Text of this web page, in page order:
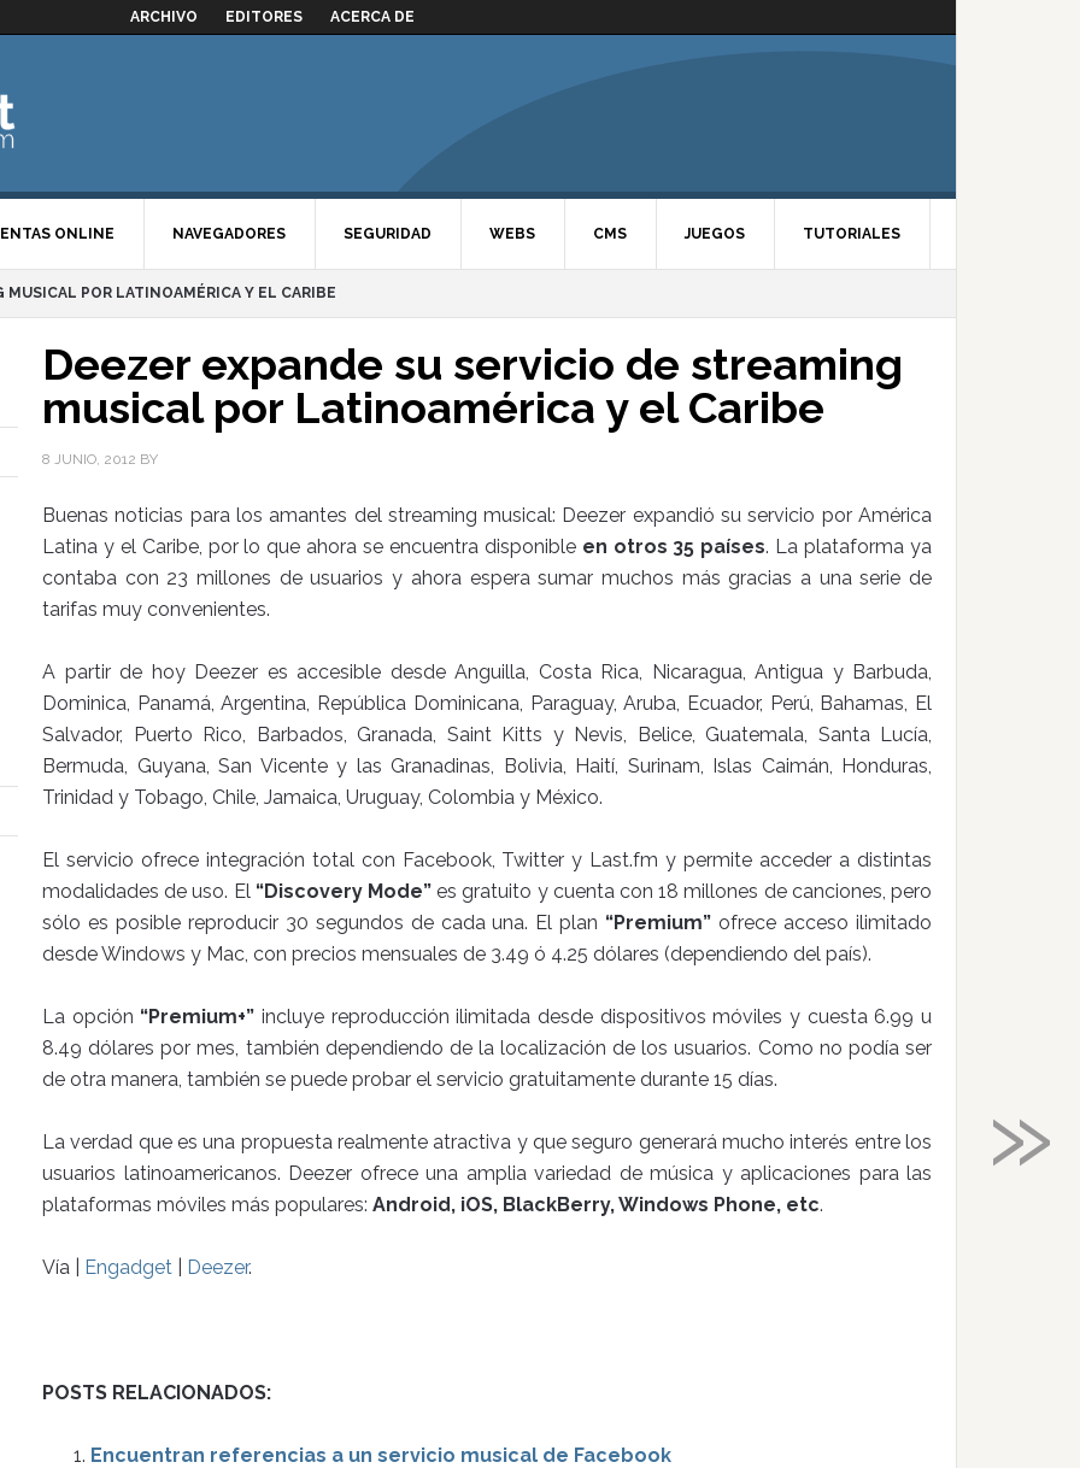
ARCHIVO EDITORES ACERCA DE
ONLINE NAVEGADORES SEGURIDAD WEBS CMS JUEGOS TUTORIALES
MUSICAL POR LATINOAMÉRICA Y EL CARIBE
Deezer expande su servicio de streaming
musical por Latinoamérica y el Caribe
8 JUNIO, 2012 BY
Buenas noticias para los amantes del streaming musical: Deezer expandió su servicio por América
Latina y el Caribe, por lo que ahora se encuentra disponible en otros 35 países. La plataforma ya
contaba con 23 millones de usuarios y ahora espera sumar muchos más gracias a una serie de
tarifas muy convenientes.
A partir de hoy Deezer es accesible desde Anguilla, Costa Rica, Nicaragua, Antigua y Barbuda,
Dominica, Panamá, Argentina, República Dominicana, Paraguay, Aruba, Ecuador, Perú, Bahamas, El
Salvador, Puerto Rico, Barbados, Granada, Saint Kitts y Nevis, Belice, Guatemala, Santa Lucía,
Bermuda, Guyana, San Vicente y las Granadinas, Bolivia, Haití, Surinam, Islas Caimán, Honduras,
Trinidad y Tobago, Chile, Jamaica, Uruguay, Colombia y México.
El servicio ofrece integración total con Facebook, Twitter y Last.fm y permite acceder a distintas
modalidades de uso. El “Discovery Mode” es gratuito y cuenta con 18 millones de canciones, pero
sólo es posible reproducir 30 segundos de cada una. El plan “Premium” ofrece acceso ilimitado
desde Windows y Mac, con precios mensuales de 3.49 ó 4.25 dólares (dependiendo del país).
La opción “Premium+” incluye reproducción ilimitada desde dispositivos móviles y cuesta 6.99 u
8.49 dólares por mes, también dependiendo de la localización de los usuarios. Como no podía ser
de otra manera, también se puede probar el servicio gratuitamente durante 15 días.
La verdad que es una propuesta realmente atractiva y que seguro generará mucho interés entre los
usuarios latinoamericanos. Deezer ofrece una amplia variedad de música y aplicaciones para las
plataformas móviles más populares: Android, iOS, BlackBerry, Windows Phone, etc.
Vía | Engadget Deezer.
POSTS RELACIONADOS:
Encuentran referencias a un servicio musical de Facebook
»